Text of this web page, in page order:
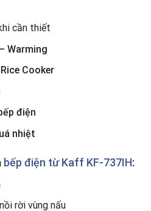
cần thiết
Warming
Cooker
điện
nhiệt
bếp điện từ Kaff KF-737IH:
rời vùng nấu